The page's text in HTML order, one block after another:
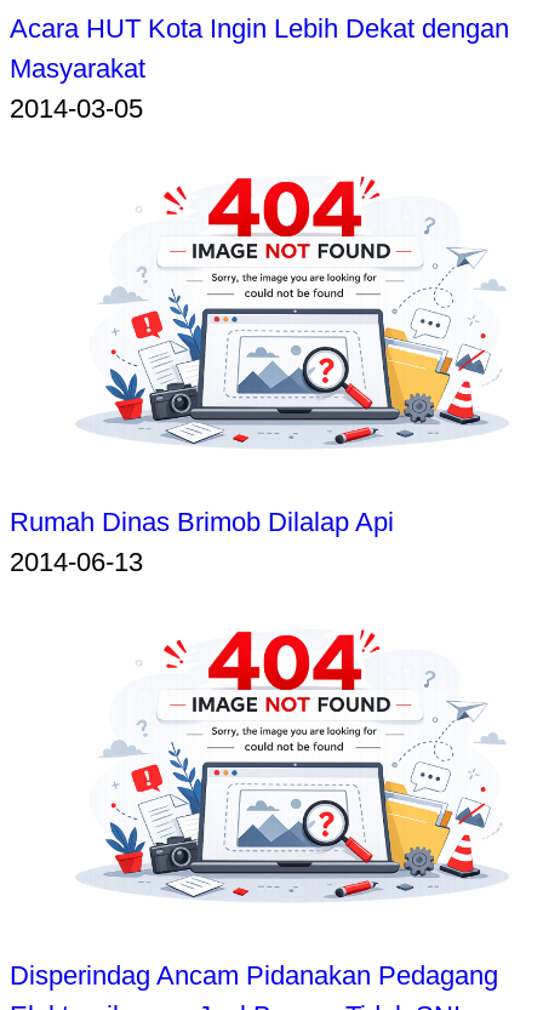
Acara HUT Kota Ingin Lebih Dekat dengan
Masyarakat
2014-03-05
Rumah Dinas Brimob Dilalap Api
2014-06-13
Disperindag Ancam Pidanakan Pedagang